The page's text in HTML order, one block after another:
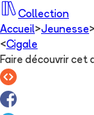
Collection
Accueil>Jeunesse>
<Cigale
Faire découvrir cet